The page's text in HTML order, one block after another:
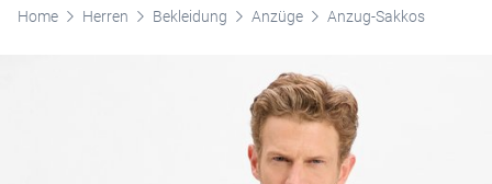
Home Herren Bekleidung Anzüge Anzug-Sakkos